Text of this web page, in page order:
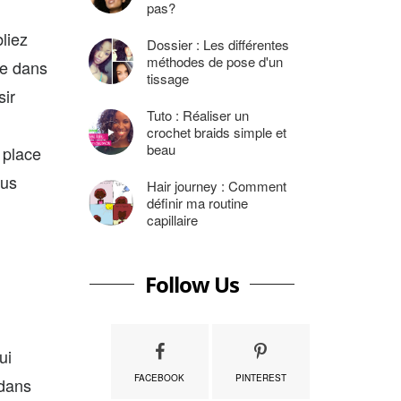
dans
pas?
Dossier : Les différentes
méthodes de pose d'un
tissage
Tuto : Réaliser un
crochet braids simple et
beau
Hair journey : Comment
définir ma routine
capillaire
Follow Us
FACEBOOK PINTEREST